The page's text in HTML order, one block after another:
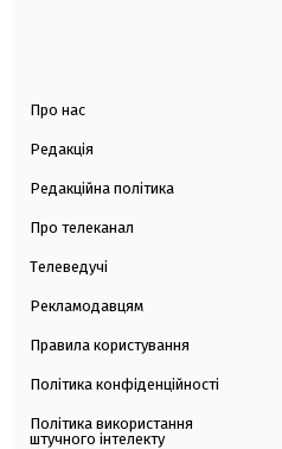
Про нас
Редакція
Редакційна політика
Про телеканал
Телеведучі
Рекламодавцям
Правила користування
Політика конфіденційності
Політика використання
штучного інтелекту